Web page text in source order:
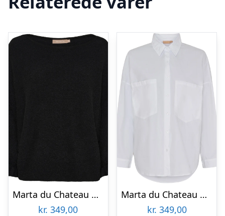
Marta du Chateau dame strik MdcElderflower 30003 – Black
kr. 349,00
Marta du Chateau dame skjorte MdcCecile 85530 – White
kr. 349,00